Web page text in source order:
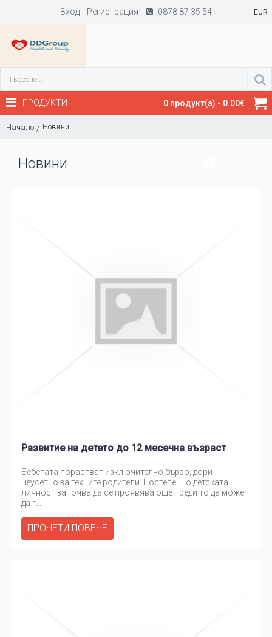
Вход Регистрация 0878 87 35 54 EUR
0 продукт(а) - 0.00€
ПРОДУКТИ
Начало Новини
Новини
Развитие на детето до 12 месечна възраст
Бебетата порастват изключително бързо, дори
неусетно за техните родители. Постепенно детската
личност започва да се проявява още преди то да може
да г...
ПРОЧЕТИ ПОВЕЧЕ